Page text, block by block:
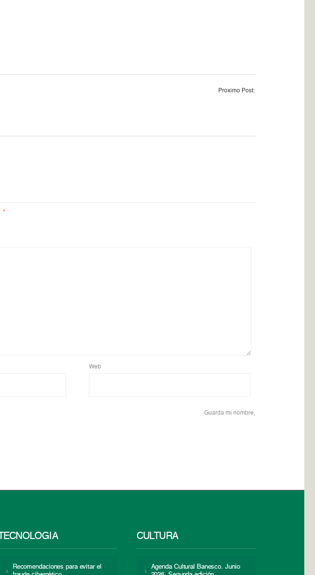
Proximo Post:
*
Web
Guarda mi nombre,
TECNOLOGÍA
Recomendaciones para evitar el
CULTURA
Agenda Cultural Banesco. Junio